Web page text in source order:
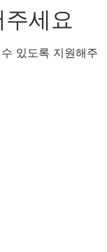
세요
있도록 지원해주